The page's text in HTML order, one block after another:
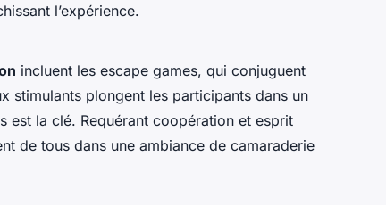
l’expérience.
incluent les escape games, qui conjuguent
stimulants plongent les participants dans un
est la clé. Requérant coopération et esprit
de tous dans une ambiance de camaraderie